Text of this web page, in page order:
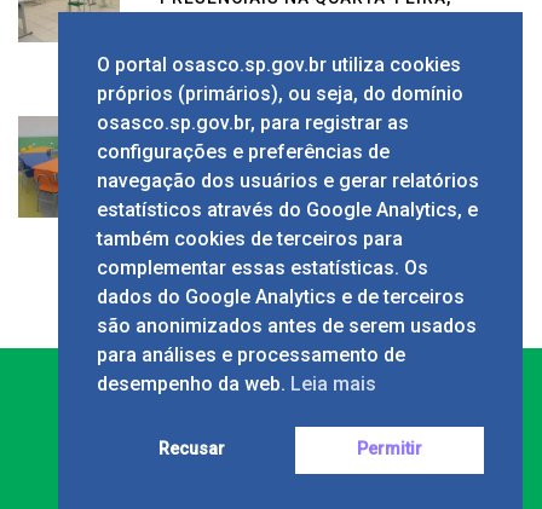
2 de agosto de 2021 Educação
OSASCO SUSPENDE VOLTA ÀS
AULAS NA REDE MUNICIPAL
24 de fevereiro de 2021 Educação
O portal osasco.sp.gov.br utiliza cookies
próprios (primários), ou seja, do domínio
osasco.sp.gov.br, para registrar as
configurações e preferências de
navegação dos usuários e gerar relatórios
estatísticos através do Google Analytics, e
também cookies de terceiros para
complementar essas estatísticas. Os
dados do Google Analytics e de terceiros
são anonimizados antes de serem usados
para análises e processamento de
desempenho da web. Leia mais
Recusar Permitir